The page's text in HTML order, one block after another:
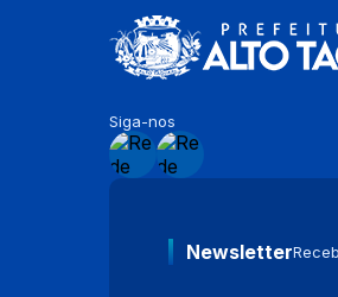
Siga-nos
Newsletter